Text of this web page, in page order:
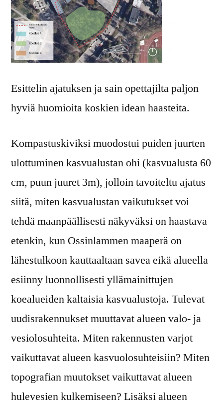
Esittelin ajatuksen ja sain opettajilta paljon
hyviä huomioita koskien idean haasteita.
Kompastuskiviksi muodostui puiden juurten
ulottuminen kasvualustan ohi (kasvualusta 60
cm, puun juuret 3m), jolloin tavoiteltu ajatus
siitä, miten kasvualustan vaikutukset voi
tehdä maanpäällisesti näkyväksi on haastava
etenkin, kun Ossinlammen maaperä on
lähestulkoon kauttaaltaan savea eikä alueella
esiinny luonnollisesti yllämainittujen
koealueiden kaltaisia kasvualustoja. Tulevat
uudisrakennukset muuttavat alueen valo- ja
vesiolosuhteita. Miten rakennusten varjot
vaikuttavat alueen kasvuolosuhteisiin? Miten
topografian muutokset vaikuttavat alueen
hulevesien kulkemiseen? Lisäksi alueen